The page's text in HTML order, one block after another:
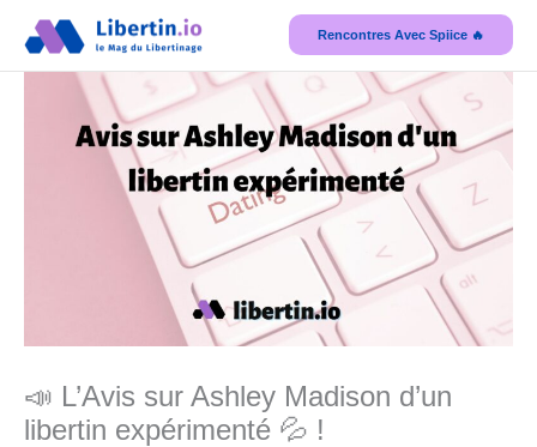
Rencontres Avec Spiice 🔥
📣 L’Avis sur Ashley Madison d’un
libertin expérimenté 💦 !